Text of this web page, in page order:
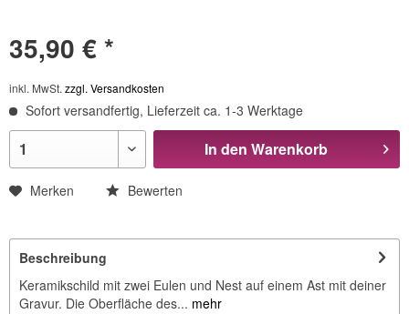
35,90 € *
inkl. MwSt. zzgl. Versandkosten
Sofort versandfertig, Lieferzeit ca. 1-3 Werktage
In den Warenkorb
Merken Bewerten
Beschreibung
Keramikschild mit zwei Eulen und Nest auf einem Ast mit deiner
Gravur. Die Oberfläche des... mehr